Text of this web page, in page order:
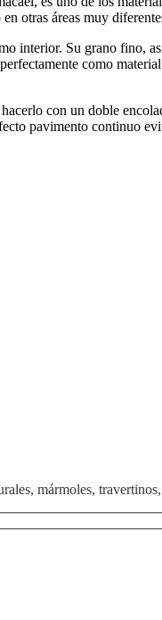
otras áreas muy
interior. Su grano fino,
como
con un doble
pavimento continuo
mármoles,